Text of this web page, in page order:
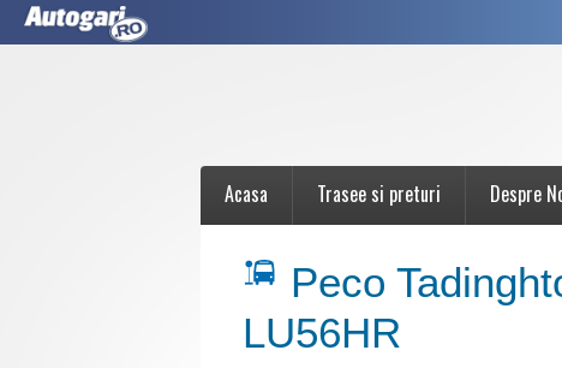
Acasa Trasee si preturi Despre
Peco
LU56HR